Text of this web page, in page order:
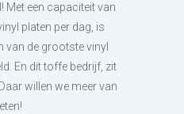
Met een capaciteit van
platen per dag, is
van de grootste vinyl
En dit toffe bedrijf, zit
willen we meer van